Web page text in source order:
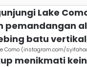
Lake
pemandangan
batu
Como (instagram.com/
menikmati